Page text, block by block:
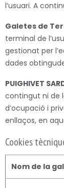
l’usuari. A
Galetes de
terminal de
gestionat per
dades
PUIGHIVET
contingut ni de
d’ocupació i
enllaços, en
Cookies
Nom de la